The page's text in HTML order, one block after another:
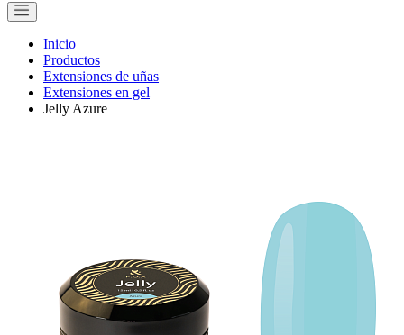
Inicio
Productos
Extensiones de uñas
Extensiones en gel
Jelly Azure